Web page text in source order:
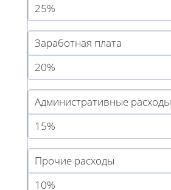
25%
Заработная плата
20%
Административные расходы
15%
Прочие расходы
10%